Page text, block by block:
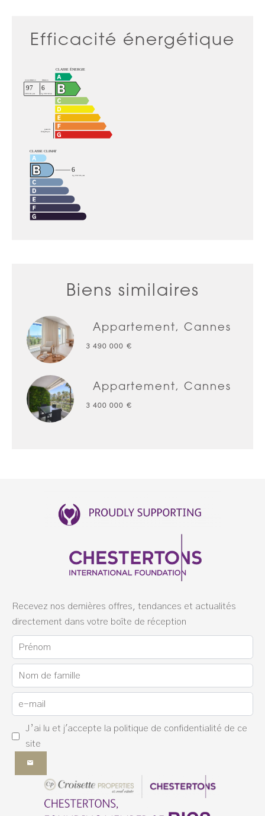
Efficacité énergétique
Biens similaires
Appartement, Cannes
3 490 000 €
Appartement, Cannes
3 400 000 €
Recevez nos dernières offres, tendances et actualités
directement dans votre boîte de réception
J’ai lu et j'accepte la politique de confidentialité de ce
site